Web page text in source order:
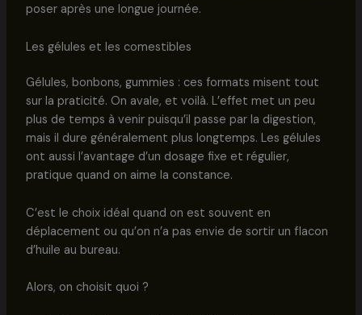
poser après une longue journée.
Les gélules et les comestibles
Gélules, bonbons, gummies : ces formats misent tout
sur la praticité. On avale, et voilà. L’effet met un peu
plus de temps à venir puisqu’il passe par la digestion,
mais il dure généralement plus longtemps. Les gélules
ont aussi l’avantage d’un dosage fixe et régulier,
pratique quand on aime la constance.
C’est le choix idéal quand on est souvent en
déplacement ou qu’on n’a pas envie de sortir un flacon
d’huile au bureau.
Alors, on choisit quoi ?